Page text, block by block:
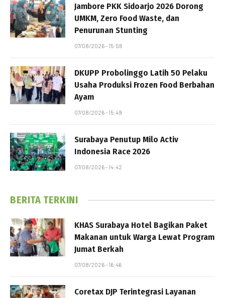
Jambore PKK Sidoarjo 2026 Dorong
UMKM, Zero Food Waste, dan
Penurunan Stunting
07/08/2026 - 15:59
DKUPP Probolinggo Latih 50 Pelaku
Usaha Produksi Frozen Food Berbahan
Ayam
07/08/2026 - 15:49
Surabaya Penutup Milo Activ
Indonesia Race 2026
07/08/2026 - 14:42
BERITA TERKINI
KHAS Surabaya Hotel Bagikan Paket
Makanan untuk Warga Lewat Program
Jumat Berkah
07/08/2026 - 16:46
Coretax DJP Terintegrasi Layanan